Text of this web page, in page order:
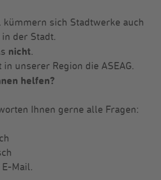
kümmern sich Stadtwerke auch
der Stadt.
nicht.
in unserer Region die ASEAG.
helfen?
Ihnen gerne alle Fragen:
Mail.